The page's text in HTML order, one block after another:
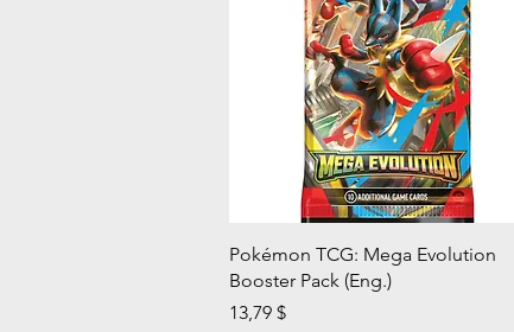
Aperçu rapide
Pokémon TCG: Mega Evolution
Booster Pack (Eng.)
Prix
13,79 $